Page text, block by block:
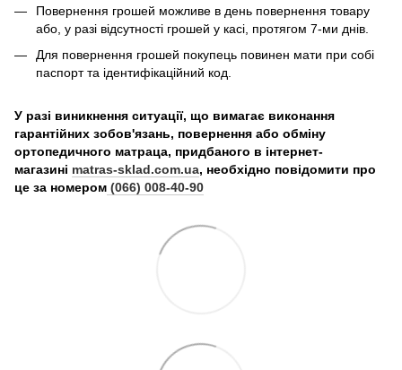
Повернення грошей можливе в день повернення товару
або, у разі відсутності грошей у касі, протягом 7-ми днів.
Для повернення грошей покупець повинен мати при собі
паспорт та ідентифікаційний код.
У разі виникнення ситуації, що вимагає виконання
гарантійних зобов'язань, повернення або обміну
ортопедичного матраца, придбаного в інтернет-
магазині matras-sklad.com.ua, необхідно повідомити про
це за номером (066) 008-40-90